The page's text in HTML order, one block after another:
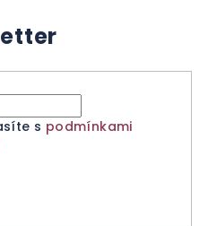
s podmínkami